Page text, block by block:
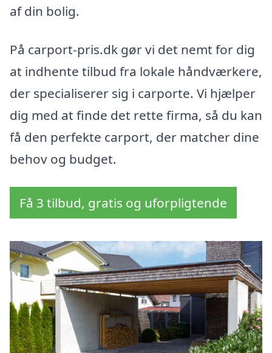
af din bolig.
På carport-pris.dk gør vi det nemt for dig
at indhente tilbud fra lokale håndværkere,
der specialiserer sig i carporte. Vi hjælper
dig med at finde det rette firma, så du kan
få den perfekte carport, der matcher dine
behov og budget.
Få 3 tilbud, gratis og uforpligtende